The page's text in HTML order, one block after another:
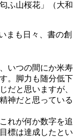
ふ山桜花」（大和
まも日々、書の創
いつの間にか米寿
。脚力も随分低下
だと思いますが、
神だと思っている
れが何か数字を追
標は達成したとい